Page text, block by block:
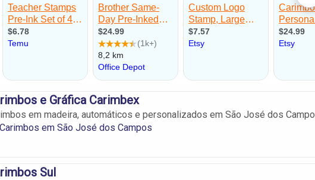
e Gráfica Carimbex
em madeira, automáticos e personalizados em São José dos
Carimbos em São José dos Campos
Sul